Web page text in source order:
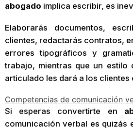
abogado implica escribir, es
Elaborarás documentos,
clientes, redactarás contratos,
errores tipográficos y
trabajo, mientras que un estilo
articulado les dará a los clientes
Competencias de comunicación
Si esperas convertirte en
comunicación verbal es quizás